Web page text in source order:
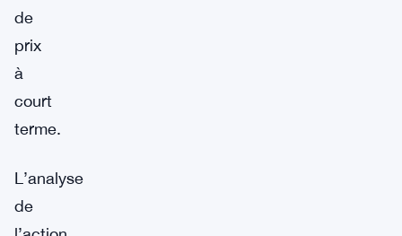
de
prix
à
court
terme.
L’analyse
de